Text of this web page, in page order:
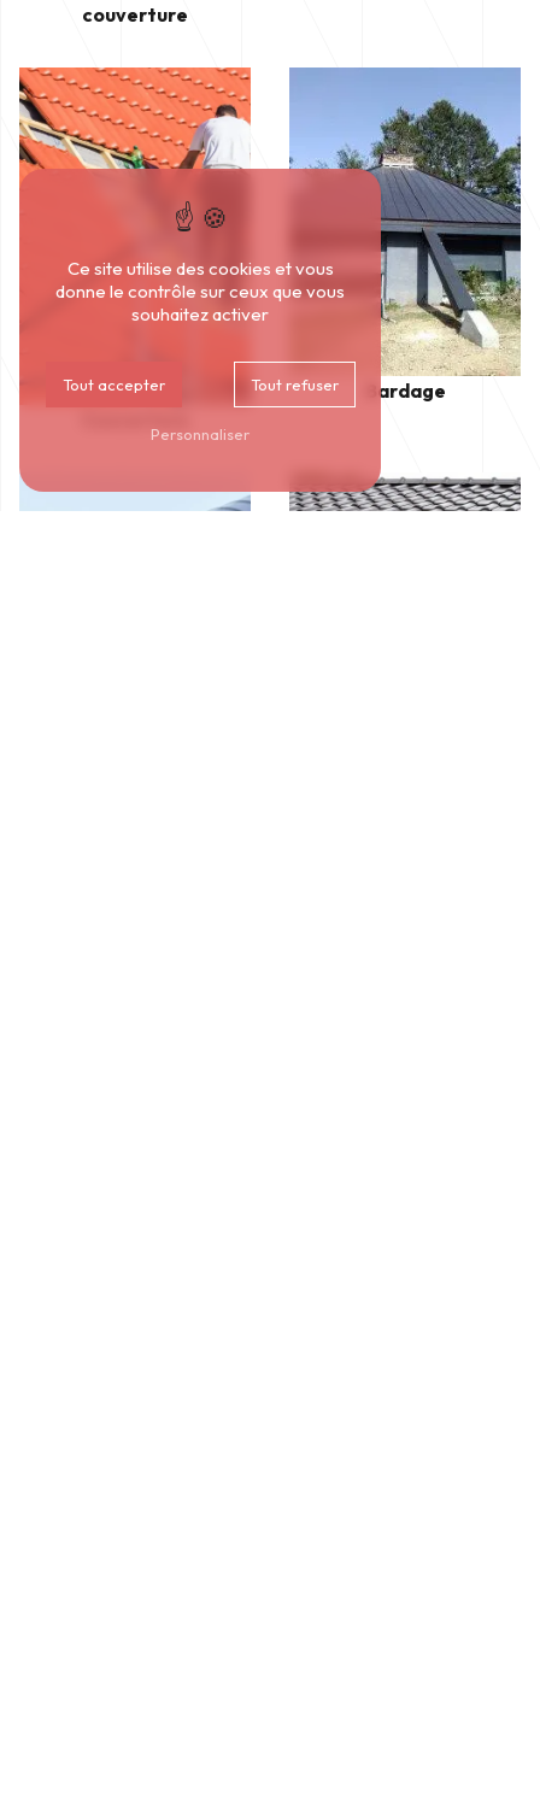
couverture
Bardage
Ce site utilise des cookies et vous
donne le contrôle sur ceux que vous
souhaitez activer
Tout accepter Tout refuser
Personnaliser